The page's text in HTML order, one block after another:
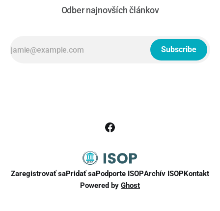
Odber najnovších článkov
Subscribe
Zaregistrovať saPridať saPodporte ISOPArchív ISOPKontakt
Powered by Ghost